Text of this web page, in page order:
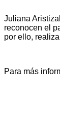
Juliana
reconocen el
por ello,
Para más